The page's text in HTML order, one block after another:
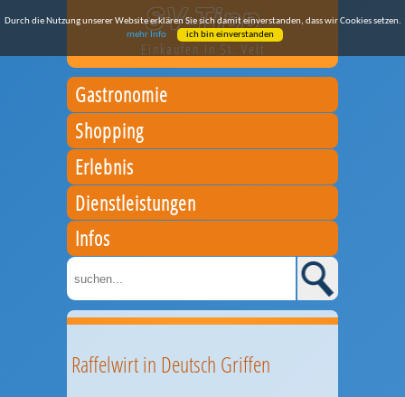
Durch die Nutzung unserer Website erklären Sie sich damit einverstanden, dass wir Cookies setzen.
mehr Info
ich bin einverstanden
Einkaufen in St. Veit
Gastronomie
Shopping
Erlebnis
Dienstleistungen
Infos
Raffelwirt in Deutsch Griffen